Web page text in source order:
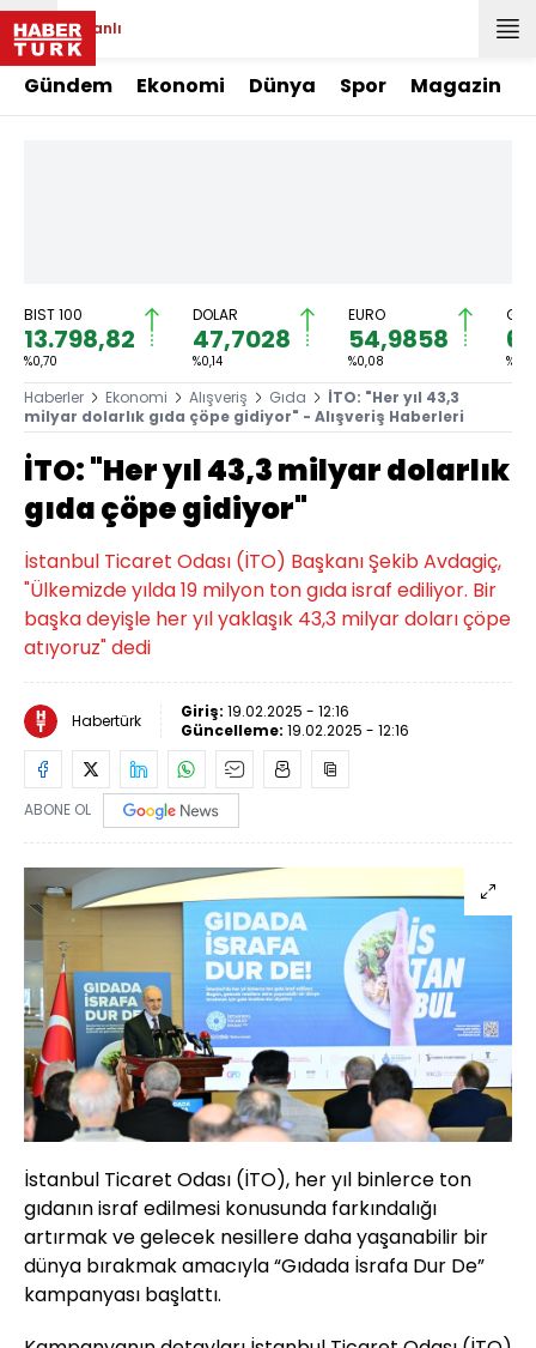
Canlı
Gündem Ekonomi Dünya Spor Magazin
BIST 100
13.798,82
%0,70
DOLAR
47,7028
%0,14
EURO
54,9858
%0,08
Haberler Ekonomi Alışveriş Gıda
İTO: "Her yıl 43,3
milyar dolarlık gıda çöpe gidiyor" - Alışveriş Haberleri
İTO: "Her yıl 43,3 milyar dolarlık
gıda çöpe gidiyor"
İstanbul Ticaret Odası (İTO) Başkanı Şekib Avdagiç,
"Ülkemizde yılda 19 milyon ton gıda israf ediliyor. Bir
başka deyişle her yıl yaklaşık 43,3 milyar doları çöpe
atıyoruz" dedi
Habertürk Giriş: 19.02.2025 - 12:16
Güncelleme: 19.02.2025 - 12:16
ABONE OL
İstanbul Ticaret Odası (İTO), her yıl binlerce ton
gıdanın israf edilmesi konusunda farkındalığı
artırmak ve gelecek nesillere daha yaşanabilir bir
dünya bırakmak amacıyla “Gıdada İsrafa Dur De”
kampanyası başlattı.